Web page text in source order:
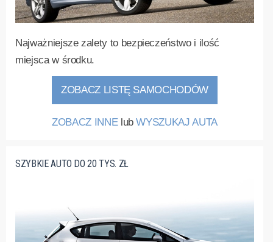
Najważniejsze zalety to bezpieczeństwo i ilość
miejsca w środku.
ZOBACZ LISTĘ SAMOCHODÓW
ZOBACZ INNElubWYSZUKAJ AUTA
SZYBKIE AUTO DO 20 TYS. ZŁ